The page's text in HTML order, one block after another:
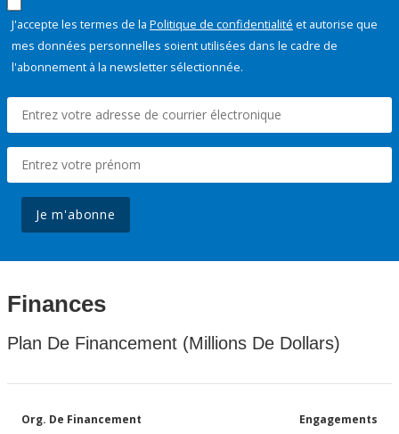
J'accepte les termes de la Politique de confidentialité et autorise que
mes données personnelles soient utilisées dans le cadre de
l'abonnement à la newsletter sélectionnée.
Je m'abonne
Finances
Plan De Financement (Millions De Dollars)
Org. De Financement Engagements